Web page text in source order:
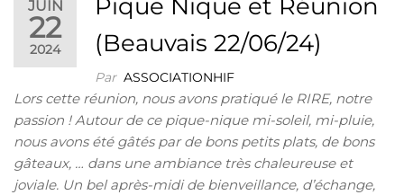
JUIN
22
2024
Pique Nique et Réunion
(Beauvais 22/06/24)
Par ASSOCIATIONHIF
Lors cette réunion, nous avons pratiqué le RIRE, notre
passion ! Autour de ce pique-nique mi-soleil, mi-pluie,
nous avons été gâtés par de bons petits plats, de bons
gâteaux, … dans une ambiance très chaleureuse et
joviale. Un bel après-midi de bienveillance, d’échange,